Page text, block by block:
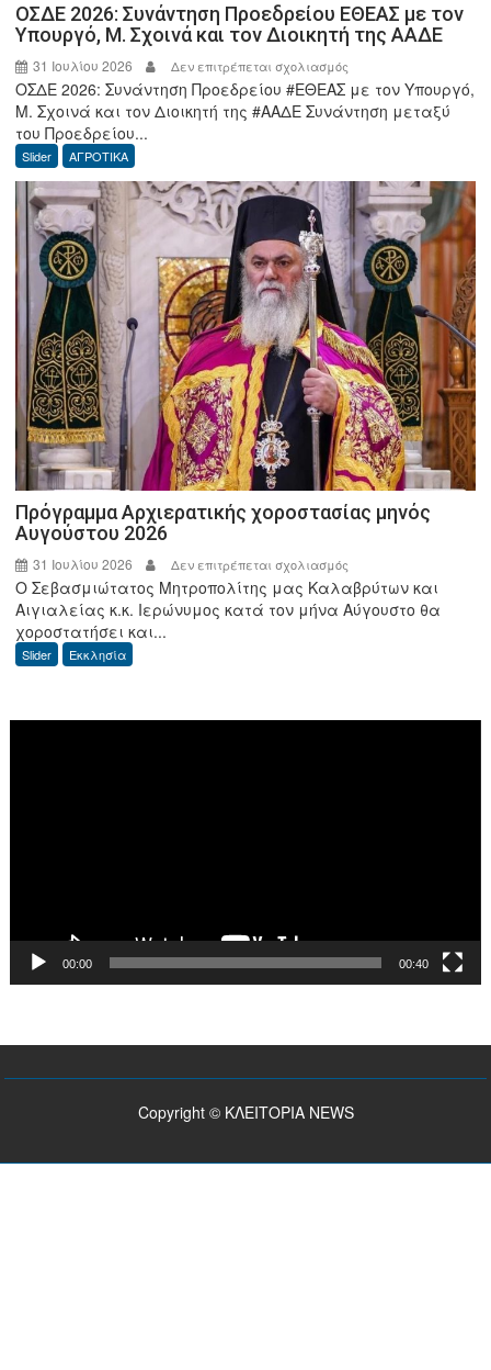
ΟΣΔΕ 2026: Συνάντηση Προεδρείου ΕΘΕΑΣ με τον
Υπουργό, Μ. Σχοινά και τον Διοικητή της ΑΑΔΕ
31 Ιουλίου 2026 Δεν επιτρέπεται σχολιασμός
ΟΣΔΕ
2026:
ΕΘΕΑΣ
με
τον
Υπουργό,
Μ.
Σχοινά
και
τον
Διοικητή
της
ΑΑΔΕ
ΟΣΔΕ 2026: Συνάντηση Προεδρείου #ΕΘΕΑΣ με τον Υπουργό,
Μ. Σχοινά και τον Διοικητή της #ΑΑΔΕ Συνάντηση μεταξύ
του Προεδρείου...
Slider ΑΓΡΟΤΙΚΑ
Πρόγραμμα Αρχιερατικής χοροστασίας μηνός
Αυγούστου 2026
31 Ιουλίου 2026 Δεν επιτρέπεται σχολιασμός
Πρόγραμμα
Αρχιερατικής
Ο Σεβασμιώτατος Μητροπολίτης μας Καλαβρύτων και
Αιγιαλείας κ.κ. Ιερώνυμος κατά τον μήνα Αύγουστο θα
χοροστατήσει και...
Slider Εκκλησία
00:00 00:40
Copyright © ΚΛΕΙΤΟΡΙΑ NEWS